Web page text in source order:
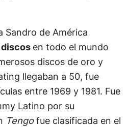
Sandro de América
en todo el mundo
discos de oro y
llegaban a 50, fue
entre 1969 y 1981. Fue
Latino por su
Tengofue clasificada en el